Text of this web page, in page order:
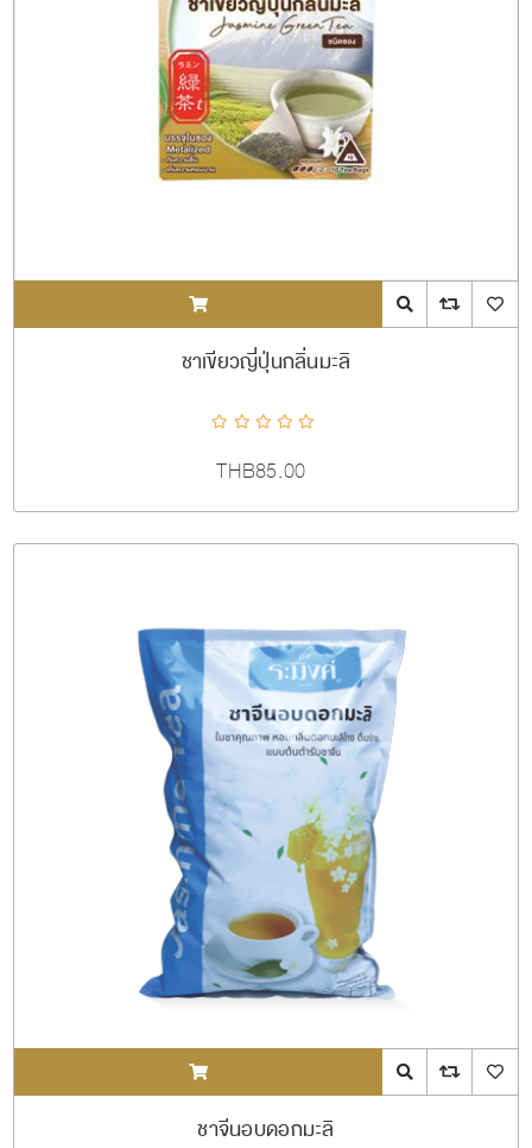
ADDTOCART Quick View
ชาเขียวญี่ปุ่นกลิ่นมะลิ
THB85.00
ADDTOCART Quick View
ชาจีนอบดอกมะลิ